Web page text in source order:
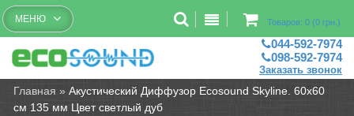
Бесплатный рассчет помещений
Товаров: 0 (0 грн.)
МЕНЮ
044-592-7974
098-592-7974
Заказать звонок
Главная »Акустический Диффузор Ecosound Skyline. 60х60
см 135 мм Цвет светлый дуб